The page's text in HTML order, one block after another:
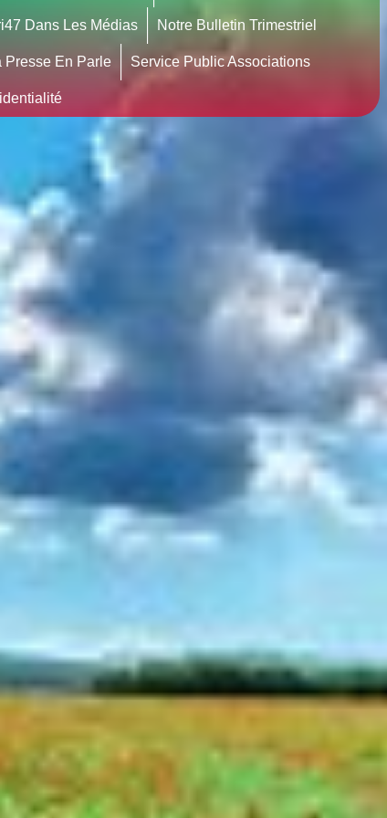
Dans Les Médias Notre Bulletin Trimestriel
Presse En Parle Service Public Associations